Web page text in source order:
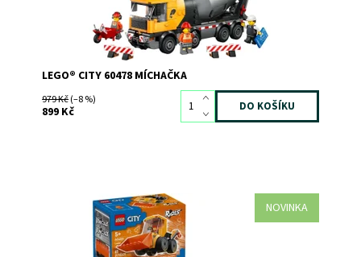
LEGO® CITY 60478 MÍCHAČKA
979 Kč(–8 %)
899 Kč
NOVINKA
Položte základy napínavých stavebních dobrodružství s
mini stavebnicí LEGO® City Autíčka – Stavební nakladač
(60483) pro děti od 5 let.